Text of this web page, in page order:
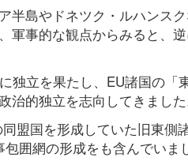
半島やドネツク・ルハンス
軍事的な観点からみると、
独立を果たし、EU諸国の
的独立を志向してきました
盟国を形成していた旧東側
囲網の形成をも含んでいま